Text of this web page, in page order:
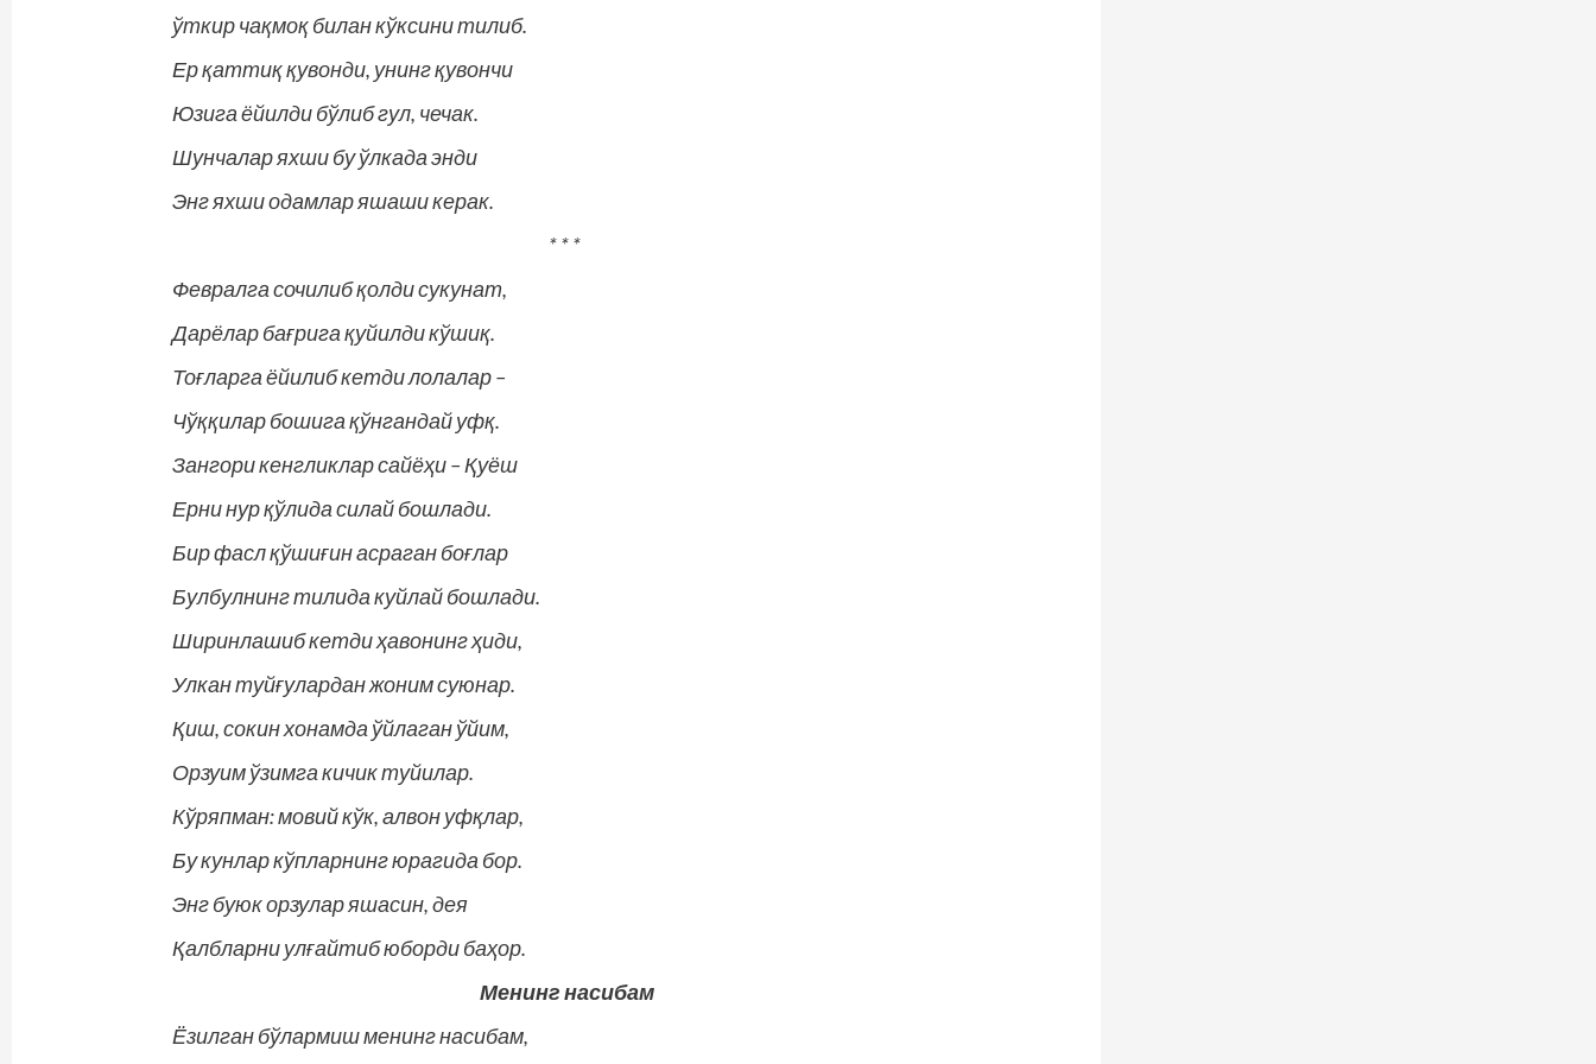
ўткир чақмоқ билан кўксини тилиб.
Ер қаттиқ қувонди, унинг қувончи
Юзига ёйилди бўлиб гул, чечак.
Шунчалар яхши бу ўлкада энди
Энг яхши одамлар яшаши керак.
* * *
Февралга сочилиб қолди сукунат,
Дарёлар бағрига қуйилди кўшиқ.
Тоғларга ёйилиб кетди лолалар –
Чўққилар бошига қўнгандай уфқ.
Зангори кенгликлар сайёҳи – Қуёш
Ерни нур қўлида силай бошлади.
Бир фасл қўшиғин асраган боғлар
Булбулнинг тилида куйлай бошлади.
Ширинлашиб кетди ҳавонинг ҳиди,
Улкан туйғулардан жоним суюнар.
Қиш, сокин хонамда ўйлаган ўйим,
Орзуим ўзимга кичик туйилар.
Кўряпман: мовий кўк, алвон уфқлар,
Бу кунлар кўпларнинг юрагида бор.
Энг буюк орзулар яшасин, дея
Қалбларни улғайтиб юборди баҳор.
Менинг насибам
Ёзилган бўлармиш менинг насибам,